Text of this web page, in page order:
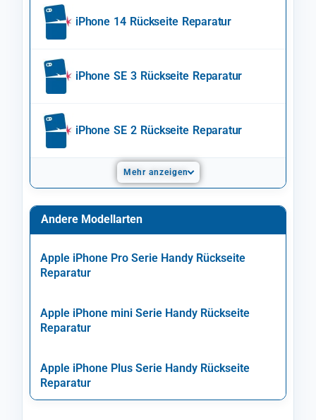
iPhone 14 Rückseite Reparatur
iPhone SE 3 Rückseite Reparatur
iPhone SE 2 Rückseite Reparatur
Mehr anzeigen
Andere Modellarten
Apple iPhone Pro Serie Handy Rückseite
Reparatur
Apple iPhone mini Serie Handy Rückseite
Reparatur
Apple iPhone Plus Serie Handy Rückseite
Reparatur